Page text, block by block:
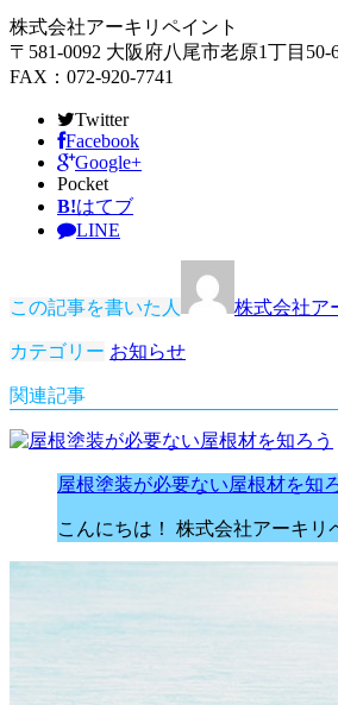
株式会社アーキリペイント
〒581-0092 大阪府八尾市老原1丁目50-
FAX：072-920-7741
Twitter
Facebook
Google+
Pocket
B!はてブ
LINE
この記事を書いた人 株式会社ア
カテゴリー お知らせ
関連記事
屋根塗装が必要ない屋根材を知
こんにちは！ 株式会社アーキ